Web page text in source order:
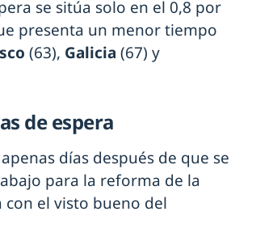
se sitúa solo en el 0,8 por
presenta un menor tiempo
(63), Galicia (67) y
de espera
días después de que se
para la reforma de la
con el visto bueno del